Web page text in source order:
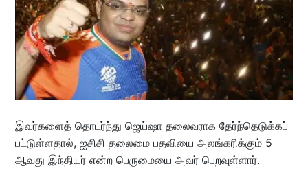
இவர்களைத் தொடர்ந்து ஜெய்ஷா தலைவராக தேர்ந்தெடுக்கப்
பட்டுள்ளதால், ஐசிசி தலைமை பதவியை அலங்கரிக்கும் 5
ஆவது இந்தியர் என்ற பெருமையை அவர் பெறவுள்ளார்.